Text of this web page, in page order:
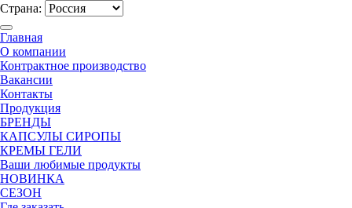
Страна:
Главная
О компании
Контрактное производство
Вакансии
Контакты
Продукция
БРЕНДЫ
КАПСУЛЫ СИРОПЫ
КРЕМЫ ГЕЛИ
Ваши любимые продукты
НОВИНКА
СЕЗОН